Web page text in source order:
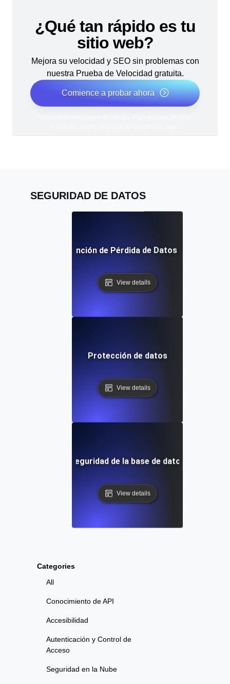
¿Qué tan rápido es tu
sitio web?
Mejora su velocidad y SEO sin problemas con
nuestra Prueba de Velocidad gratuita.
Comience a probar ahora
Categories
All
Conocimiento de API
Accesibilidad
Autenticación y Control de
Acceso
Seguridad en la Nube
SEGURIDAD DE DATOS
Prevención de Pérdida de Datos (DLP)
View details
Protección de datos
View details
Seguridad de la base de datos
View details